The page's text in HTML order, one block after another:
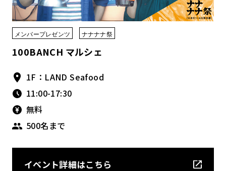
メンバープレゼンツ ナナナナ祭
100BANCH マルシェ
1F：LAND Seafood
11:00-17:30
無料
500名まで
イベント詳細はこちら